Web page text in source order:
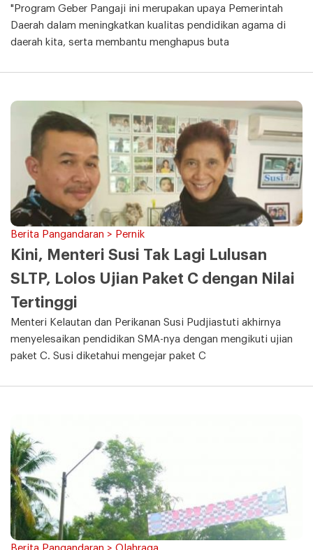
"Program Geber Pangaji ini merupakan upaya Pemerintah
Daerah dalam meningkatkan kualitas pendidikan agama di
daerah kita, serta membantu menghapus buta
Berita Pangandaran > Pernik
Kini, Menteri Susi Tak Lagi Lulusan
SLTP, Lolos Ujian Paket C dengan Nilai
Tertinggi
Menteri Kelautan dan Perikanan Susi Pudjiastuti akhirnya
menyelesaikan pendidikan SMA-nya dengan mengikuti ujian
paket C. Susi diketahui mengejar paket C